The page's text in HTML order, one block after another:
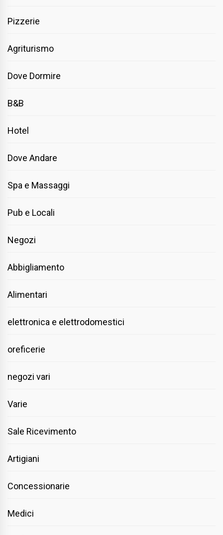
Pizzerie
Agriturismo
Dove Dormire
B&B
Hotel
Dove Andare
Spa e Massaggi
Pub e Locali
Negozi
Abbigliamento
Alimentari
elettronica e elettrodomestici
oreficerie
negozi vari
Varie
Sale Ricevimento
Artigiani
Concessionarie
Medici